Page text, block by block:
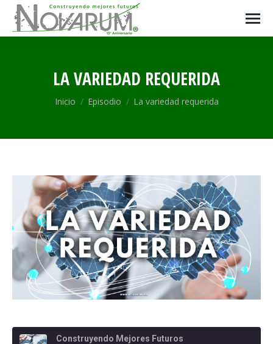
LA VARIEDAD REQUERIDA
Estás aquí:
Inicio Episodio La variedad requerida
Construyendo Mejores Futuros